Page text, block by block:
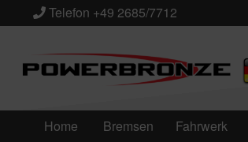
Telefon +49 2685/7712
Home Bremsen Fahrwerk